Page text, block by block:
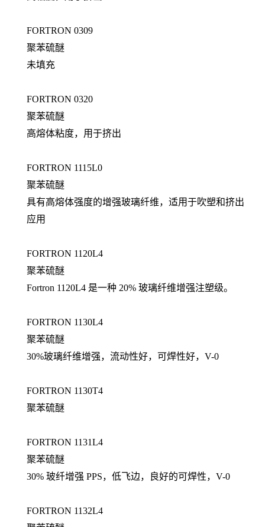
FORTRON 0309
聚苯硫醚
未填充
FORTRON 0320
聚苯硫醚
高熔体粘度，用于挤出
FORTRON 1115L0
聚苯硫醚
具有高熔体强度的增强玻璃纤维，适用于吹塑和挤出
应用
FORTRON 1120L4
聚苯硫醚
Fortron 1120L4 是一种 20% 玻璃纤维增强注塑级。
FORTRON 1130L4
聚苯硫醚
30%玻璃纤维增强，流动性好，可焊性好，V-0
FORTRON 1130T4
聚苯硫醚
FORTRON 1131L4
聚苯硫醚
30% 玻纤增强 PPS，低飞边，良好的可焊性，V-0
FORTRON 1132L4